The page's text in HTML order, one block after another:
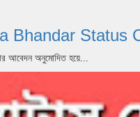
Bhandar
আবেদন অনুমোদিত হয়ে...